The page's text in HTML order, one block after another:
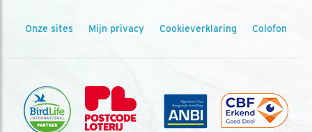
Onze sites Mijn privacy Cookieverklaring Colofon